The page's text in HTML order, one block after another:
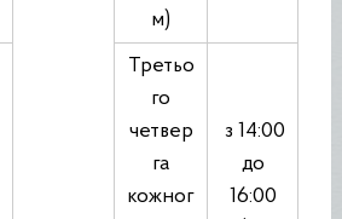
м)
Третьо
го
четвер
га
кожног
з 14:00
до
16:00